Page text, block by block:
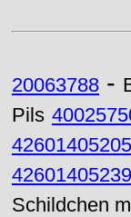
20063788 -
Pils
Schildchen